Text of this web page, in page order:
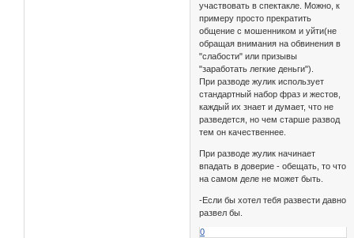
участвовать в спектакле. Можно, к
примеру просто прекратить
общение с мошенником и уйти(не
обращая внимания на обвинения в
"слабости" или призывы
"заработать легкие деньги").
При разводе жулик использует
стандартный набор фраз и жестов,
каждый их знает и думает, что не
разведется, но чем старше развод
тем он качественнее.
При разводе жулик начинает
впадать в доверие - обещать, то что
на самом деле не может быть.
-Если бы хотел тебя развести давно
развел бы.
0